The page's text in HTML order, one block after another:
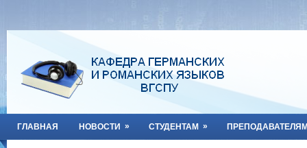
ГЛАВНАЯ НОВОСТИ » СТУДЕНТАМ »